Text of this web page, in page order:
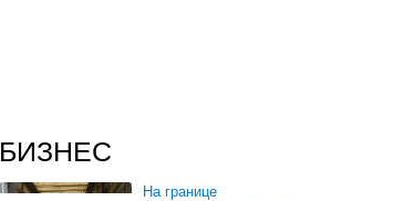
БИЗНЕС
На границе